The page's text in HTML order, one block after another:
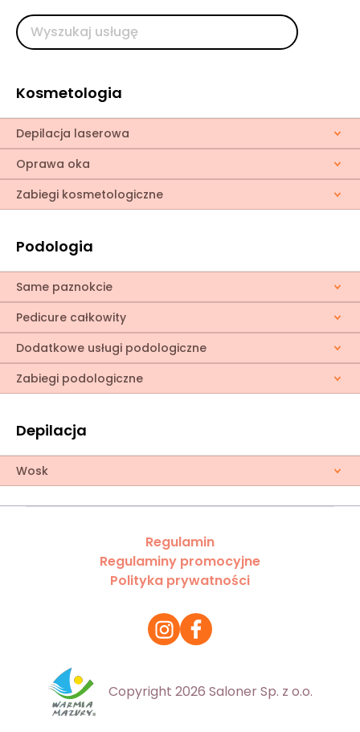
Kosmetologia
Depilacja laserowa
Oprawa oka
Zabiegi kosmetologiczne
Podologia
Same paznokcie
Pedicure całkowity
Dodatkowe usługi podologiczne
Zabiegi podologiczne
Depilacja
Wosk
Regulamin
Regulaminy promocyjne
Polityka prywatności
Copyright 2026 Saloner Sp. z o.o.